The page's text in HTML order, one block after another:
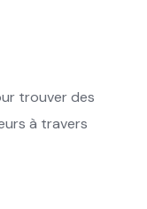
trouver des
à travers